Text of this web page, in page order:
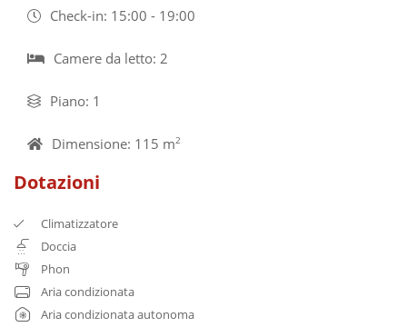
Check-in: 15:00 - 19:00
Camere da letto: 2
Piano: 1
Dimensione: 115 m2
Dotazioni
Climatizzatore
Doccia
Phon
Aria condizionata
Aria condizionata autonoma